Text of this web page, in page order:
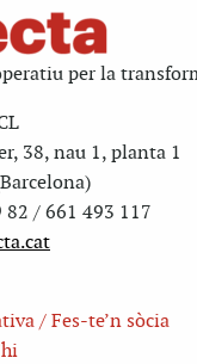
per la
38, nau 1, planta 1
82 / 661 493 117
/ Fes-te’n sòcia